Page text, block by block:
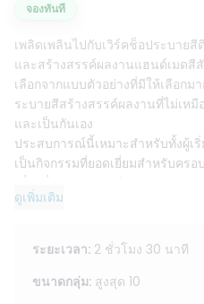
จองทันที
เพลิดเพลินไปกับเวิร์คช็อประบาย
และสร้างสรรค์ผลงานแฮนด์เมดสี
เลือกจากแบบตัวอย่างที่มีให้เลือกม
ระบายสีสร้างสรรค์ผลงานที่ไม่เห
และเป็นกันเอง
ประสบการณ์นี้เหมาะสำหรับทั้งผู้
เป็นกิจกรรมที่ยอดเยี่ยมสำหรับคร
เที่ยวที่เดินทางคนเดียว เหมาะสำ
สามารถเข้าร่วมได้หากมีผู้ปกครองม
เวิร์คช็อปใช้เวลาประมาณ 1.5 ถึง
เพลิดเพลินกับประสบการณ์ในแบบข
ดูเพิ่มเติม
ระยะเวลา: 2 ชั่วโมง 30 นาที
ขนาดกลุ่ม: สูงสุด 10